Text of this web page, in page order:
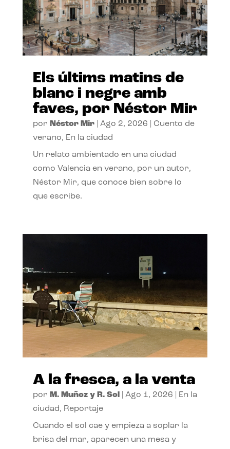
Els últims matins de
blanc i negre amb
faves, por Néstor Mir
por Néstor Mir| Ago 2, 2026
Cuento de
verano, En la ciudad
Un relato ambientado en una ciudad
como Valencia en verano, por un autor,
Néstor Mir, que conoce bien sobre lo
que escribe.
A la fresca, a la venta
por M. Muñoz y R. Sol| Ago 1, 2026
En la
ciudad, Reportaje
Cuando el sol cae y empieza a soplar la
brisa del mar, aparecen una mesa y